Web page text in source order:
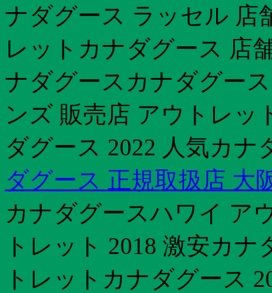
ナダグース ラッセル 店
レットカナダグース 店
ナダグースカナダグー
ンズ 販売店 アウトレッ
ダグース 2022 人気カ
ダグース 正規取扱店 大
カナダグースハワイ ア
トレット 2018 激安カ
トレットカナダグース